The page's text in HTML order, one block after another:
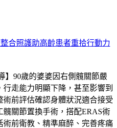
合照護助高齡患者重拾行動力
】90歲的婆婆因右側髖關節嚴
走能力明顯下降，甚至影響到
術前評估確認身體狀況適合接受
關節置換手術，搭配ERAS術
前衛教、精準麻醉、完善疼痛